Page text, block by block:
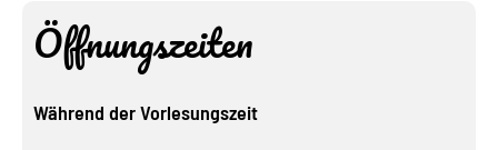
Öffnungszeiten
Während der Vorlesungszeit